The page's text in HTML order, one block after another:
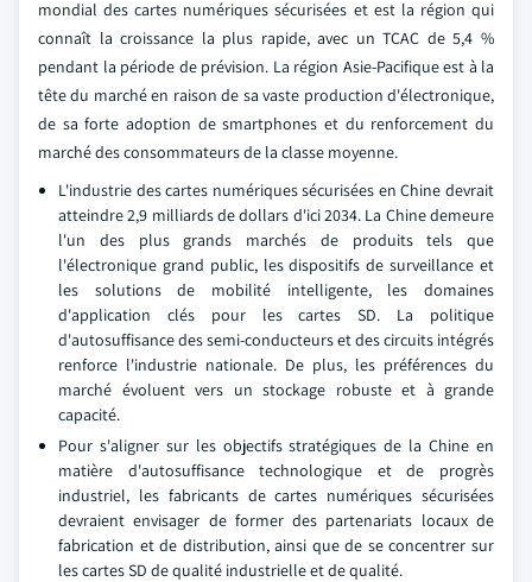
mondial des cartes numériques sécurisées et est la région qui
connaît la croissance la plus rapide, avec un TCAC de 5,4 %
pendant la période de prévision. La région Asie-Pacifique est à la
tête du marché en raison de sa vaste production d'électronique,
de sa forte adoption de smartphones et du renforcement du
marché des consommateurs de la classe moyenne.
L'industrie des cartes numériques sécurisées en Chine devrait
atteindre 2,9 milliards de dollars d'ici 2034. La Chine demeure
l'un des plus grands marchés de produits tels que
l'électronique grand public, les dispositifs de surveillance et
les solutions de mobilité intelligente, les domaines
d'application clés pour les cartes SD. La politique
d'autosuffisance des semi-conducteurs et des circuits intégrés
renforce l'industrie nationale. De plus, les préférences du
marché évoluent vers un stockage robuste et à grande
capacité.
Pour s'aligner sur les objectifs stratégiques de la Chine en
matière d'autosuffisance technologique et de progrès
industriel, les fabricants de cartes numériques sécurisées
devraient envisager de former des partenariats locaux de
fabrication et de distribution, ainsi que de se concentrer sur
les cartes SD de qualité industrielle et de qualité.